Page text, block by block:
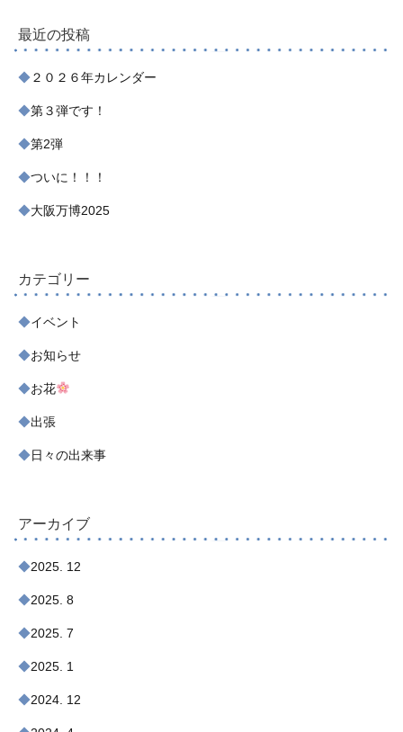
最近の投稿
２０２６年カレンダー
第３弾です！
第2弾
ついに！！！
大阪万博2025
カテゴリー
イベント
お知らせ
お花
出張
日々の出来事
アーカイブ
2025. 12
2025. 8
2025. 7
2025. 1
2024. 12